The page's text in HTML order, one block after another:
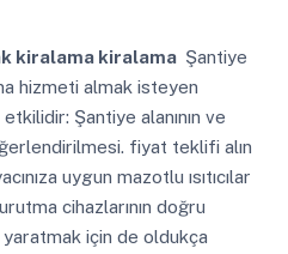
kiralama kiralama Şantiye
hizmeti almak isteyen
Şantiye alanının ve
fiyat teklifi alın
uygun mazotlu ısıtıcılar
cihazlarının doğru
yaratmak için de oldukça